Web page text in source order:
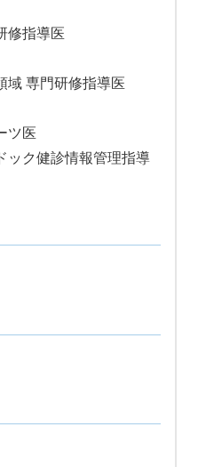
修指導医
域 専門研修指導医
ツ医
ック健診情報管理指導